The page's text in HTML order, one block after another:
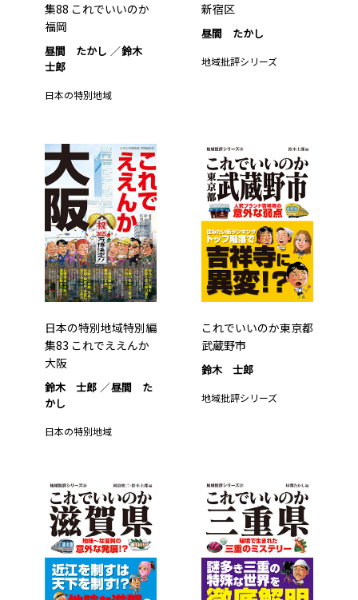
集88 これでいいのか
福岡
昼間 たかし
鈴木
士郎
日本の特別地域
新宿区
昼間 たかし
地域批評シリーズ
日本の特別地域特別編
集83 これでええんか
大阪
鈴木 士郎
昼間 た
かし
日本の特別地域
これでいいのか東京都
武蔵野市
鈴木 士郎
地域批評シリーズ